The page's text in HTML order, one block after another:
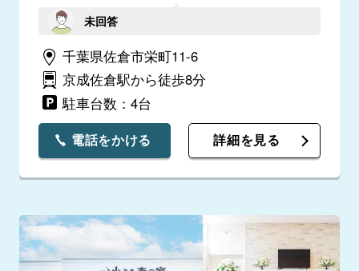
未回答
千葉県佐倉市栄町11-6
京成佐倉駅から徒歩8分
駐車台数：4台
電話をかける 詳細を見る